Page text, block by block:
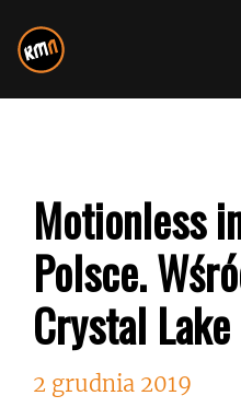
do
treści
Motionless
Polsce.
Crystal Lake
2 grudnia 2019